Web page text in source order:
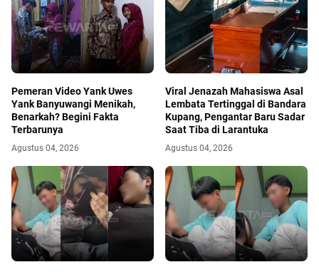
Pemeran Video Yank Uwes
Yank Banyuwangi Menikah,
Benarkah? Begini Fakta
Terbarunya
Agustus 04, 2026
Viral Jenazah Mahasiswa Asal
Lembata Tertinggal di Bandara
Kupang, Pengantar Baru Sadar
Saat Tiba di Larantuka
Agustus 04, 2026